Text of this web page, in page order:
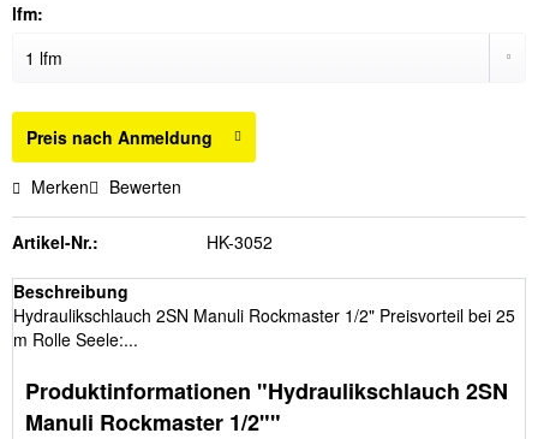
lfm:
Preis nach Anmeldung
Merken Bewerten
Artikel-Nr.: HK-3052
Beschreibung
Hydraulikschlauch 2SN Manuli Rockmaster 1/2" Preisvorteil bei 25
m Rolle Seele:...
Produktinformationen "Hydraulikschlauch 2SN
Manuli Rockmaster 1/2""